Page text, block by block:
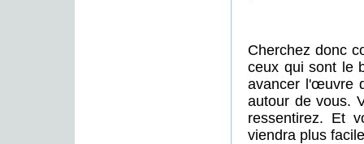
Cherchez donc
ceux qui sont le
avancer l'œuvre
autour de vous.
ressentirez. Et
viendra plus